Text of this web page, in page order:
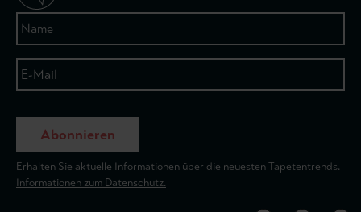
Abonnieren
Erhalten Sie aktuelle Informationen über die neuesten Tapetentrends.
Informationen zum Datenschutz.